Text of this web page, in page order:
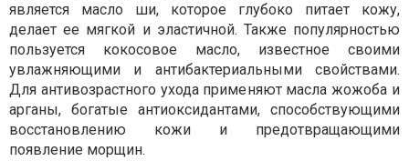
является масло ши, которое глубоко питает кожу,
делает ее мягкой и эластичной. Также популярностью
пользуется кокосовое масло, известное своими
увлажняющими и антибактериальными свойствами.
Для антивозрастного ухода применяют масла жожоба и
арганы, богатые антиоксидантами, способствующими
восстановлению кожи и предотвращающими
появление морщин.